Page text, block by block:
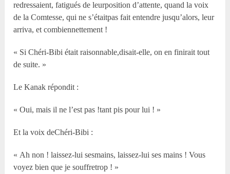
redressaient, fatigués de leurposition d’attente, quand la voix
de la Comtesse, qui ne s’étaitpas fait entendre jusqu’alors, leur
arriva, et combiennettement !
« Si Chéri-Bibi était raisonnable,disait-elle, on en finirait tout
de suite. »
Le Kanak répondit :
« Oui, mais il ne l’est pas !tant pis pour lui ! »
Et la voix deChéri-Bibi :
« Ah non ! laissez-lui sesmains, laissez-lui ses mains ! Vous
voyez bien que je souffretrop ! »